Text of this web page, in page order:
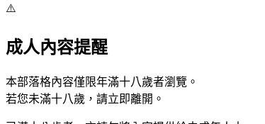
⚠️
成人內容提醒
本部落格內容僅限年滿十八歲者瀏覽。
若您未滿十八歲，請立即離開。